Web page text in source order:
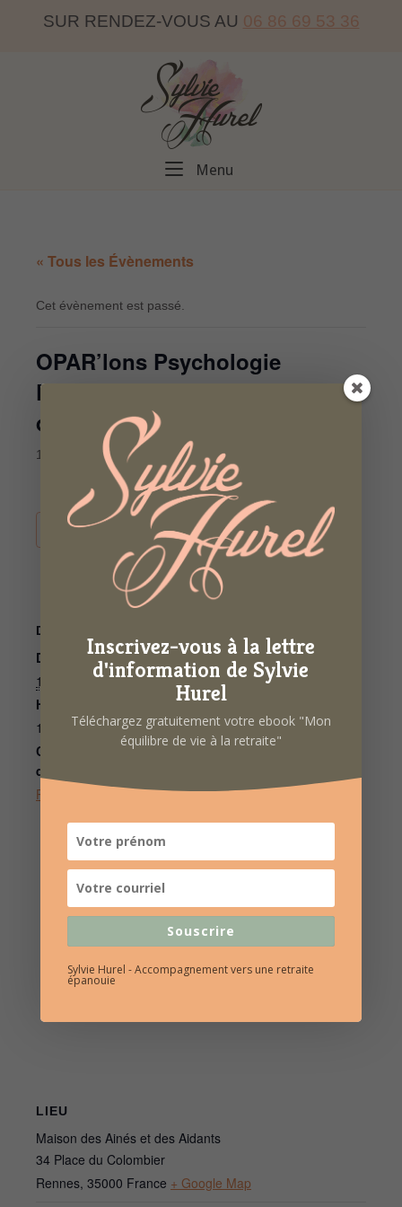
SUR RENDEZ-VOUS AU 06 86 69 53 36
Home
Menu
« Tous les Évènements
Cet évènement est passé.
OPAR’lons Psychologie
Positive « Comment se
désencombrer de l’inutile ?»
10 mars 2022 de 10h00 à12h00
AJOUTER AU CALENDRIER
DÉTAILS
Date :
10 mars 2022
Heure :
10h00 à 12h00
Catégorie
d’Évènement:
Psychologie Positive
OPAR
Voir le site Organisateur
LIEU
Maison des Ainés et des Aidants
34 Place du Colombier
Rennes, 35000 France + Google Map
Inscrivez-vous à la lettre
d'information de Sylvie
Hurel
Téléchargez gratuitement votre ebook "Mon
équilibre de vie à la retraite"
Souscrire
Sylvie Hurel - Accompagnement vers une retraite
épanouie